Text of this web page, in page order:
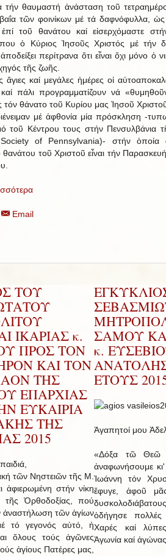
τήν θαυμαστή ἀνάσταση τοῦ
τῶν φοινίκων μέ τά δαφνόφυλλα,
τοῦ θανάτου καί εἰσερχόμαστε
ὁ Κύριος Ἰησοῦς Χριστός μέ τήν
περίτρανα ὅτι εἶναι ὄχι μόνο ὁ
τῆς ζωῆς.
ἅγιες καί μεγάλες ἡμέρες οἱ
πάλι προγραμματίζουν νά
τόν θάνατο τοῦ Κυρίου μας Ἰησοῦ
μέ ἀφθονία μία πρόσκληση -
τοῦ Κέντρου τους στήν Πενσυλβάνια
of Pennsylvania)- στήν
τοῦ Χριστοῦ εἶναι τήν
Email
ΤΟΥ
ΙΚΑΡΙΑΣ κ.
ΠΡΟΣ ΤΟΝ
ΚΑΙ ΤΟΝ
ΤΗΣ
ΕΠΑΡΧΙΑΣ
ΕΥΚΑΙΡΙΑ
ΤΗΣ
2015
τῶν Νηστειῶν τῆς Μ.
ἀφιερωμένη στήν νίκη
τῆς Ὀρθοδοξίας, πού
ἀναστήλωση τῶν ἁγίων
τό γεγονός αὐτό, ἡ
ὅλους τούς ἀγῶνες
ἁγίους Πατέρες μας,
ΣΑΜΟΥ
κ.
ΕΤΟΥΣ
Ἀγαπητοί μου
«Δόξα τῶ Θεῶ
ἀναφωνήσουμε κι'
Ἰωάννη τόν
ἔφυγε, ἀφοῦ
ὁδήγησε πολλές
Χαρές καί
Ἀγωνία καί